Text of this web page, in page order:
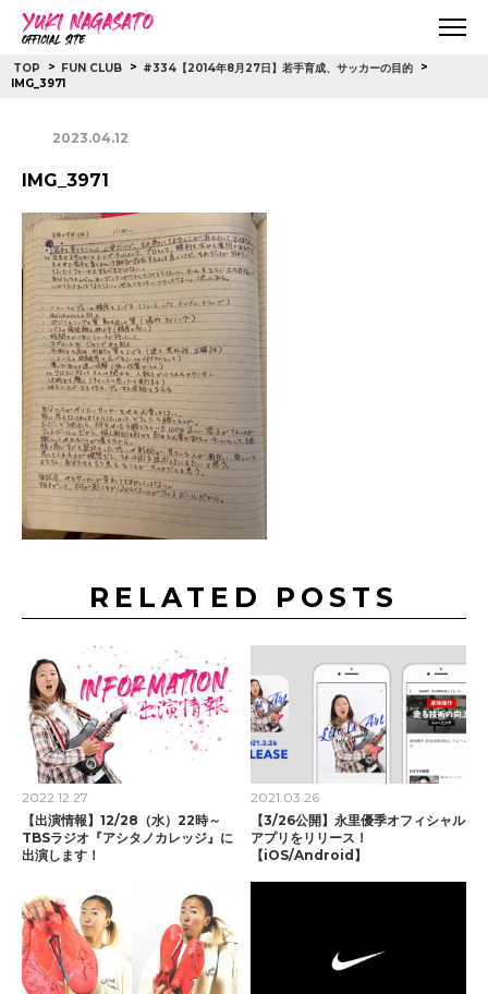
TOP > FUN CLUB > #334【2014年8月27日】若手育成、サッカーの目的
>
IMG_3971
2023.04.12
IMG_3971
RELATED POSTS
2022.12.27
【出演情報】12/28（水）22時～
TBSラジオ『アシタノカレッジ』に
出演します！
2021.03.26
【3/26公開】永里優季オフィシャル
アプリをリリース！
【iOS/Android】